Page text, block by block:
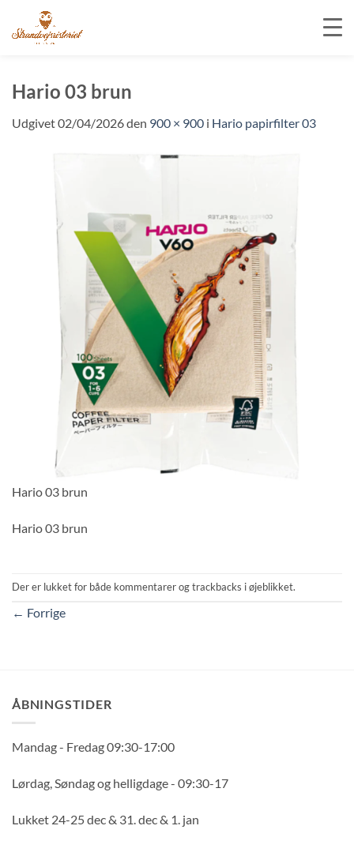
indhold
Hario 03 brun
Udgivet02/04/2026den 900 × 900 i Hario papirfilter 03
Hario 03 brun
Hario 03 brun
Der er lukket for både kommentarer og trackbacks i øjeblikket.
← Forrige
ÅBNINGSTIDER
Mandag - Fredag 09:30-17:00
Lørdag, Søndag og helligdage - 09:30-17
Lukket 24-25 dec & 31. dec & 1. jan